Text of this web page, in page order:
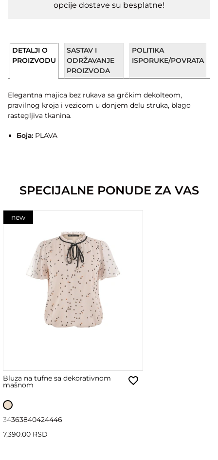
opcije dostave su besplatne!
DETALJI O
PROIZVODU
SASTAV I
ODRŽAVANJE
PROIZVODA
POLITIKA
ISPORUKE/POVRATA
Elegantna majica bez rukava sa grčkim dekolteom,
pravilnog kroja i vezicom u donjem delu struka, blago
rastegljiva tkanina.
Боја:PLAVA
SPECIJALNE PONUDE ZA VAS
new
Bluza na tufne sa dekorativnom
mašnom
34363840424446
7,390.00 RSD